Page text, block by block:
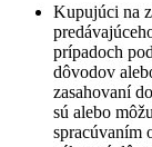
Kupujúci na
prípadoch
dôvodov
zasahovaní
sú alebo
spracúvaním